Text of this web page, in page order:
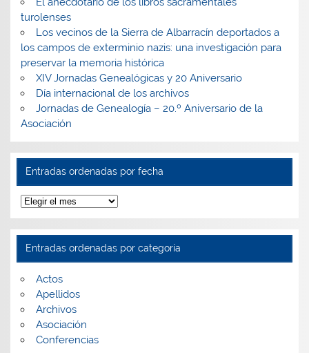
turolenses
Los vecinos de la Sierra de Albarracín deportados a
los campos de exterminio nazis: una investigación para
preservar la memoria histórica
XIV Jornadas Genealógicas y 20 Aniversario
Día internacional de los archivos
Jornadas de Genealogía – 20.º Aniversario de la
Asociación
Entradas ordenadas por fecha
Entradas
ordenadas
por
fecha
Entradas ordenadas por categoría
Actos
Apellidos
Archivos
Asociación
Conferencias